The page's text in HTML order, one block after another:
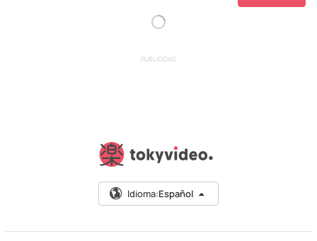
PUBLICIDAD
Idioma:Español